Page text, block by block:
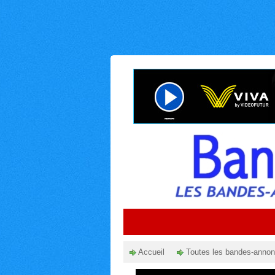
Accueil Toutes les bandes-